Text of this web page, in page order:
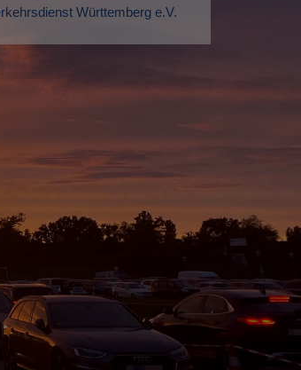
Württemberg e.V.